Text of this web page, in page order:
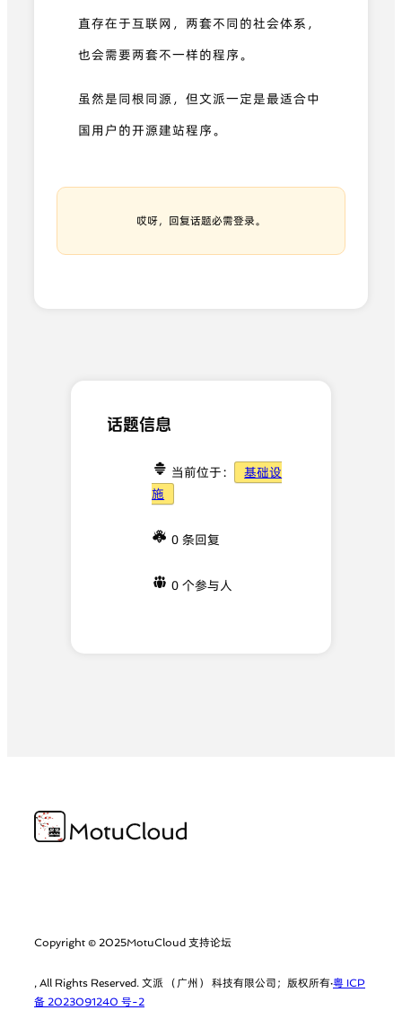
直存在于互联网，两套不同的社会体系，
也会需要两套不一样的程序。
虽然是同根同源，但文派一定是最适合中
国用户的开源建站程序。
哎呀，回复话题必需登录。
话题信息
当前位于：
基础设
施
0 条回复
0 个参与人
Copyright © 2025MotuCloud 支持论坛
, All Rights Reserved. 文派 （广州） 科技有限公司；版权所有·粤 ICP
备 2023091240 号-2